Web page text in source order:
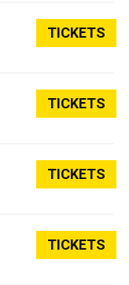
TICKETS
TICKETS
TICKETS
TICKETS